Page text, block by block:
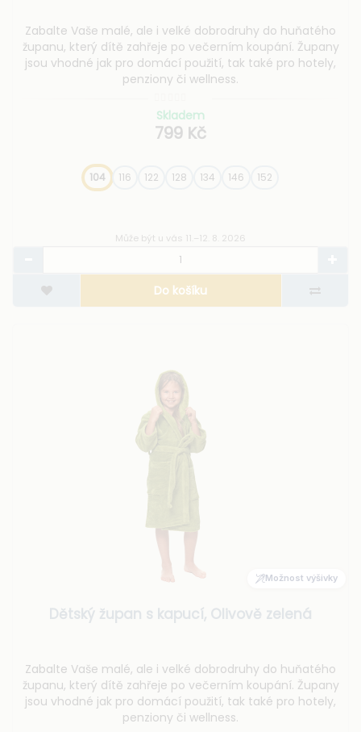
Zabalte Vaše malé, ale i velké dobrodruhy do huňatého
županu, který dítě zahřeje po večerním koupání. Župany
jsou vhodné jak pro domácí použití, tak také pro hotely,
penziony či wellness.
Skladem
799 Kč
104 116 122 128 134 146 152
Může být u vás 11.–12. 8. 2026
Do košíku
Možnost výšivky
Dětský župan s kapucí, Olivově zelená
Zabalte Vaše malé, ale i velké dobrodruhy do huňatého
županu, který dítě zahřeje po večerním koupání. Župany
jsou vhodné jak pro domácí použití, tak také pro hotely,
penziony či wellness.